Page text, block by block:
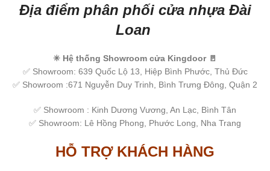
Địa điểm phân phối cửa nhựa Đài
Loan
✳ Hệ thống Showroom cửa Kingdoor 🚪
✅ Showroom: 639 Quốc Lộ 13, Hiệp Bình Phước, Thủ Đức
✅ Showroom :671 Nguyễn Duy Trinh, Bình Trưng Đông, Quận 2
✅ Showroom : Kinh Dương Vương, An Lạc, Bình Tân
✅ Showroom: Lê Hồng Phong, Phước Long, Nha Trang
HỖ TRỢ KHÁCH HÀNG